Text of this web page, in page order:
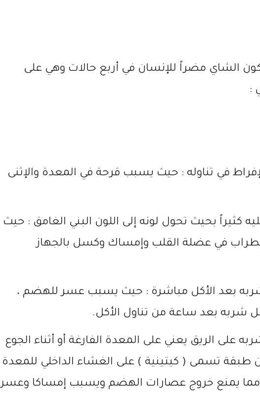
الشاي مضراً للإنسان في أربع حالات وهي على
:
في تناوله : حيث يسبب قرحة في المعدة والإثنى
كثيراً بحيث تحول لونه إلى اللون البني الغامق : حيث
في عضلة القلب وإمساك وكسل بالجهاز
شربه بعد الأكل مباشرة : حيث يسبب عسر للهضم ،
شربه بعد ساعة من تناول الأكل.
على الريق يعني على المعدة الفارغة أو أثناء الجوع
طبقة تسمى ( كيتينية ) على الغشاء الداخلي للمعدة
، مما يمنع خروج عصارات الهضم ويسبب إمساكا وعسر